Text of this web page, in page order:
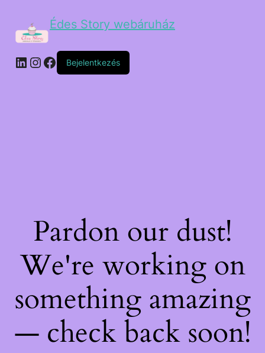
Édes Story webáruház
Bejelentkezés
Pardon our dust!
We're working on
something amazing
— check back soon!